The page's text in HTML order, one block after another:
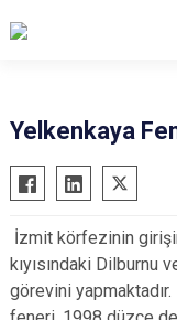
Gebze
Gölcük
Kandıra
Karamürsel
Körfez
Yelkenkaya
İzmit körfezinin
kıyısındaki Dilburnu
görevini